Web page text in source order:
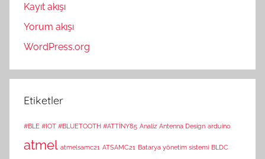
Kayıt akışı
Yorum akışı
WordPress.org
Etiketler
#BLE #IOT #BLUETOOTH #ATTİNY85 Analiz Antenna Design arduino
atmel atmelsamc21 ATSAMC21 Batarya yönetim sistemi BLDC